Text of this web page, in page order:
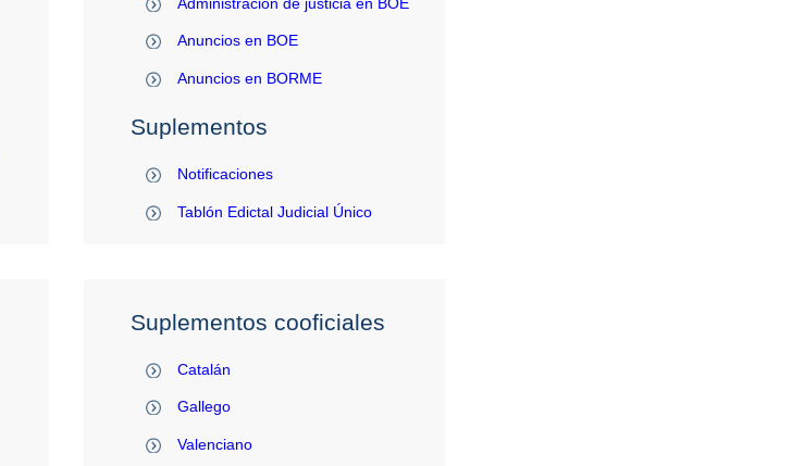
Anuncios en BOE
Anuncios en BORME
Suplementos
Notificaciones
Tablón Edictal Judicial Único
Suplementos cooficiales
Catalán
Gallego
Valenciano